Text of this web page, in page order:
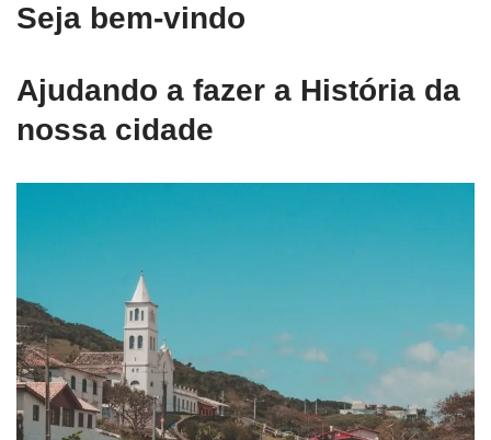
Seja bem-vindo
Ajudando a fazer a História da
nossa cidade